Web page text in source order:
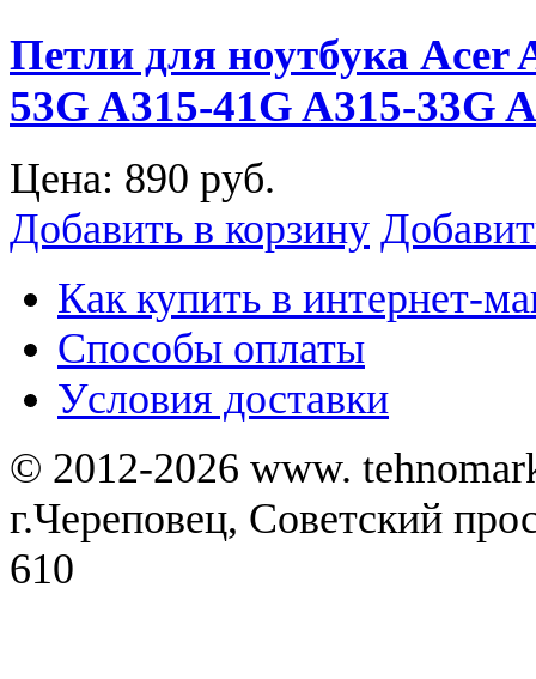
Петли для ноутбука Acer
53G A315-41G A315-33G
Цена: 890 руб.
Добавить в корзину
Как купить в интернет-
Способы оплаты
Уcловия доставки
© 2012-2026 www.
г.Череповец, Советский
610